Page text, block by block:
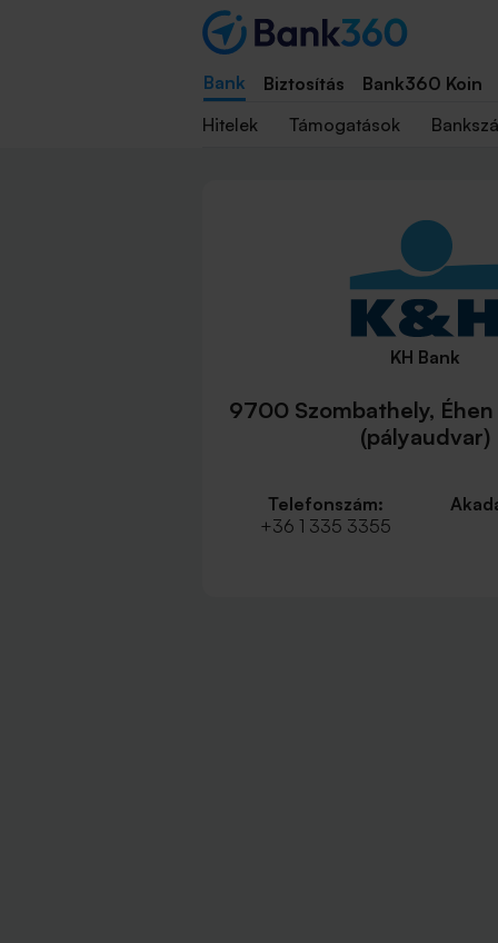
Bank Biztosítás Bank360 Koin
Hitelek
Támogatások
KH Bank
9700 Szombathely,
(pályaudvar)
Telefonszám:
+36 1 335 3355